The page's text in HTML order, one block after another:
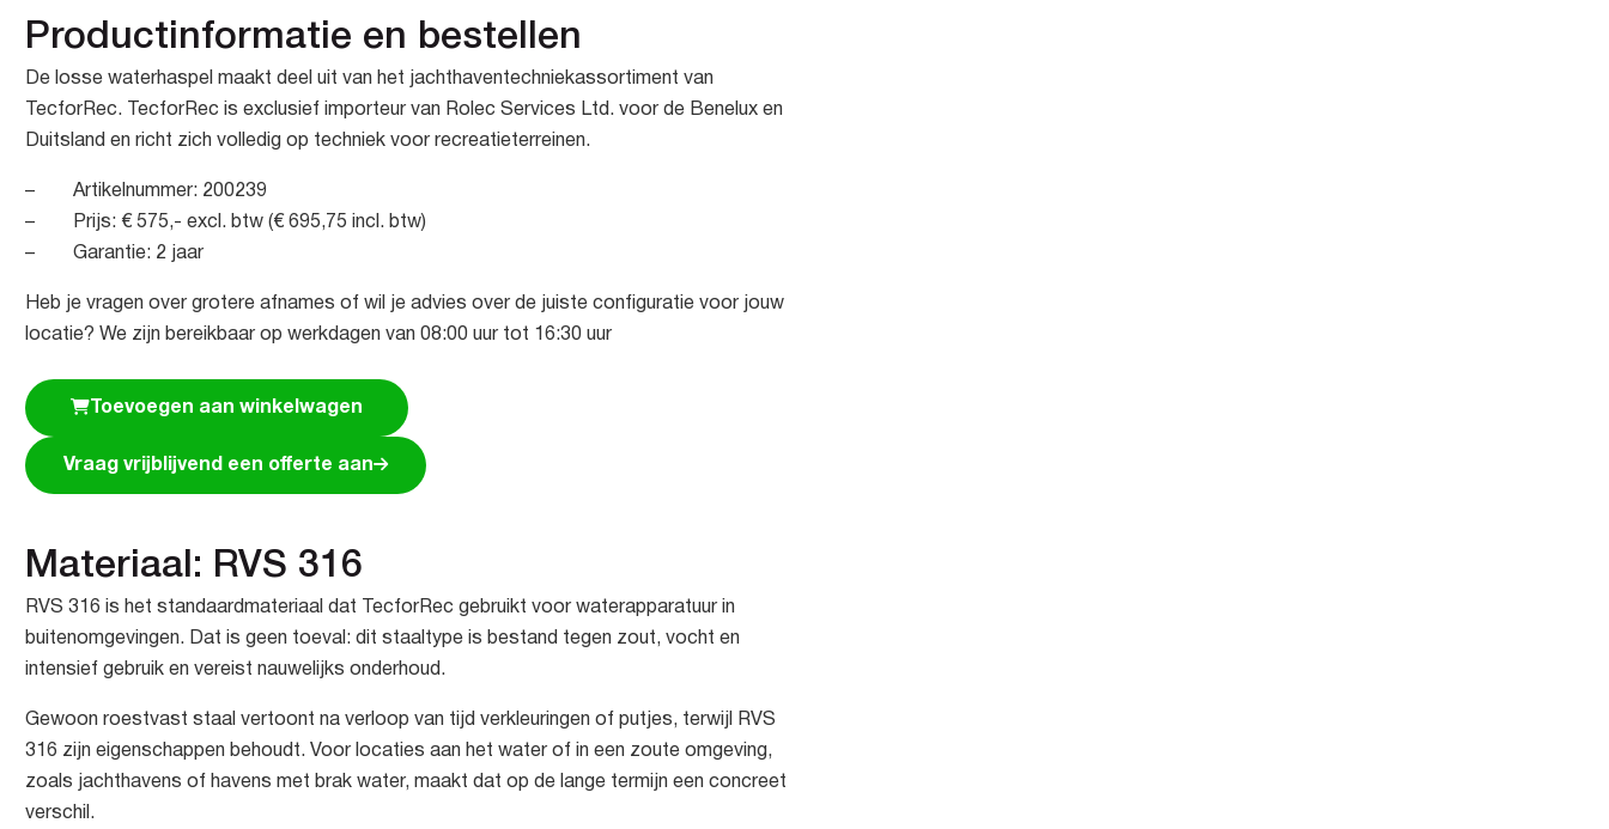
Productinformatie en bestellen
De losse waterhaspel maakt deel uit van het jachthaventechniekassortiment van
TecforRec. TecforRec is exclusief importeur van Rolec Services Ltd. voor de Benelux en
Duitsland en richt zich volledig op techniek voor recreatieterreinen.
– Artikelnummer: 200239
– Prijs: € 575,- excl. btw (€ 695,75 incl. btw)
– Garantie: 2 jaar
Heb je vragen over grotere afnames of wil je advies over de juiste configuratie voor jouw
locatie? We zijn bereikbaar op werkdagen van 08:00 uur tot 16:30 uur
Toevoegen aan winkelwagen
Vraag vrijblijvend een offerte aan
Materiaal: RVS 316
RVS 316 is het standaardmateriaal dat TecforRec gebruikt voor waterapparatuur in
buitenomgevingen. Dat is geen toeval: dit staaltype is bestand tegen zout, vocht en
intensief gebruik en vereist nauwelijks onderhoud.
Gewoon roestvast staal vertoont na verloop van tijd verkleuringen of putjes, terwijl RVS
316 zijn eigenschappen behoudt. Voor locaties aan het water of in een zoute omgeving,
zoals jachthavens of havens met brak water, maakt dat op de lange termijn een concreet
verschil.